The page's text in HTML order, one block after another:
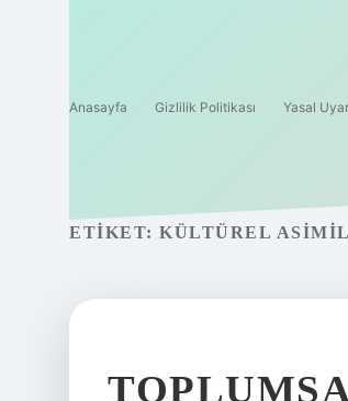
Anasayfa Gizlilik Politikası Yasal
ETIKET: KÜLTÜREL